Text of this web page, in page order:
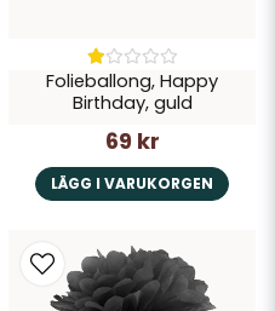
Folieballong, Happy
Birthday, guld
69 kr
LÄGG I VARUKORGEN